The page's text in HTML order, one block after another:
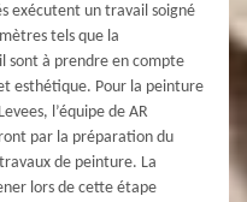
exécutent un travail soigné
tels que la
sont à prendre en compte
esthétique. Pour la peinture
l’équipe de AR
par la préparation du
de peinture. La
lors de cette étape